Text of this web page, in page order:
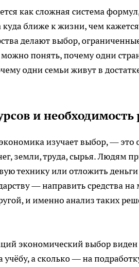
как сложная система
куда ближе к жизни, чем
делают выбор,
понять, почему одни
одни семьи живут в
и
изучает выбор, — это
земли, труда, сырья. Людям
технику или отложить деньги
— направить средства
и именно анализ таких
экономический выбор
а сколько — на